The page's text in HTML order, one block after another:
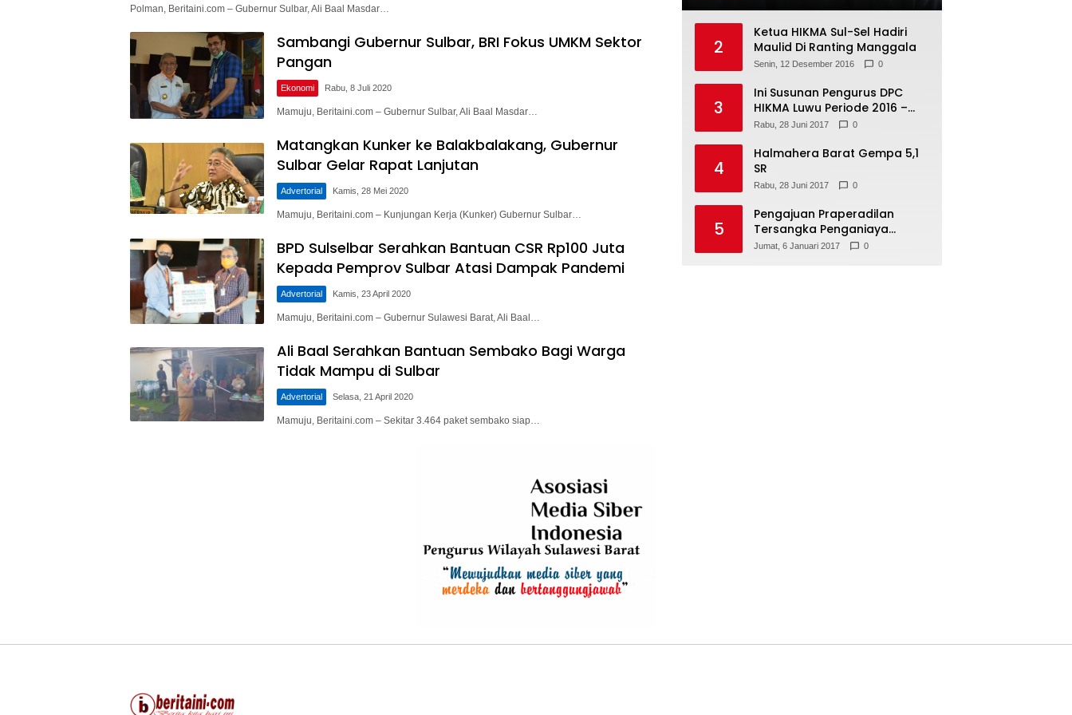
Polman, Beritaini.com – Gubernur Sulbar, Ali Baal Masdar…
Sambangi Gubernur Sulbar, BRI Fokus UMKM Sektor
Pangan
Ekonomi Rabu, 8 Juli 2020
Mamuju, Beritaini.com – Gubernur Sulbar, Ali Baal Masdar…
Matangkan Kunker ke Balakbalakang, Gubernur
Sulbar Gelar Rapat Lanjutan
Advertorial Kamis, 28 Mei 2020
Mamuju, Beritaini.com – Kunjungan Kerja (Kunker) Gubernur Sulbar…
BPD Sulselbar Serahkan Bantuan CSR Rp100 Juta
Kepada Pemprov Sulbar Atasi Dampak Pandemi
Advertorial Kamis, 23 April 2020
Mamuju, Beritaini.com – Gubernur Sulawesi Barat, Ali Baal…
Ali Baal Serahkan Bantuan Sembako Bagi Warga
Tidak Mampu di Sulbar
Advertorial Selasa, 21 April 2020
Mamuju, Beritaini.com – Sekitar 3.464 paket sembako siap…
2
Ketua HIKMA Sul-Sel Hadiri
Maulid Di Ranting Manggala
Senin, 12 Desember 2016 0
3
Ini Susunan Pengurus DPC
HIKMA Luwu Periode 2016 –
2021
Rabu, 28 Juni 2017 0
4
Halmahera Barat Gempa 5,1
SR
Rabu, 28 Juni 2017 0
5
Pengajuan Praperadilan
Tersangka Penganiaya
Tamara Bleszynski, Ditolak
Jumat, 6 Januari 2017 0